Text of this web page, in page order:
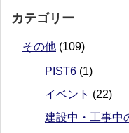
カテゴリー
その他 (109)
PIST6 (1)
イベント (22)
建設中・工事中